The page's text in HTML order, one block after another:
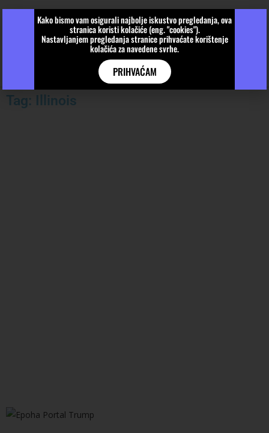
Tag: Illinois
Kako bismo vam osigurali najbolje iskustvo pregledanja, ova
stranica koristi kolačiće (eng. "cookies").
Nastavljanjem pregledanja stranice prihvaćate korištenje
kolačića za navedene svrhe.
PRIHVAĆAM